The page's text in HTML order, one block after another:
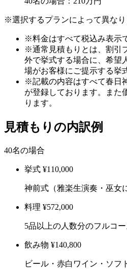
※選択するプランによって異なり
※料金はすべて税込み表示
※通常見積もりとは、割引
外で挙式する場合に、希望
場がお客様にご提示する挙
※記載の内容はすべて春日
が登録しております。また
ります。
見積もりの内訳例
40名の場合
挙式 ¥110,000
神前式（雅楽生演奏・巫女
料理 ¥572,000
5品以上の人数分のフルコー
飲み物 ¥140,800
ビール・赤白ワイン・ソフ